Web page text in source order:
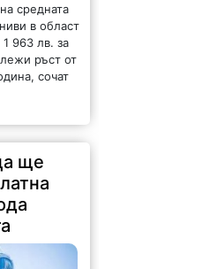
ще
11:13:10
високи